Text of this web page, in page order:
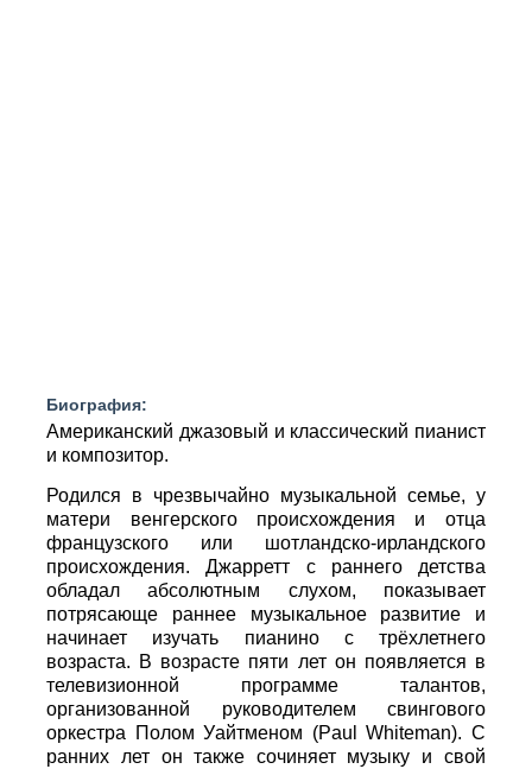
Биография:
Американский джазовый и классический пианист
и композитор.
Родился в чрезвычайно музыкальной семье, у
матери венгерского происхождения и отца
французского или шотландско-ирландского
происхождения. Джарретт с раннего детства
обладал абсолютным слухом, показывает
потрясающе раннее музыкальное развитие и
начинает изучать пианино с трёхлетнего
возраста. В возрасте пяти лет он появляется в
телевизионной программе талантов,
организованной руководителем свингового
оркестра Полом Уайтменом (Paul Whiteman). С
ранних лет он также сочиняет музыку и свой